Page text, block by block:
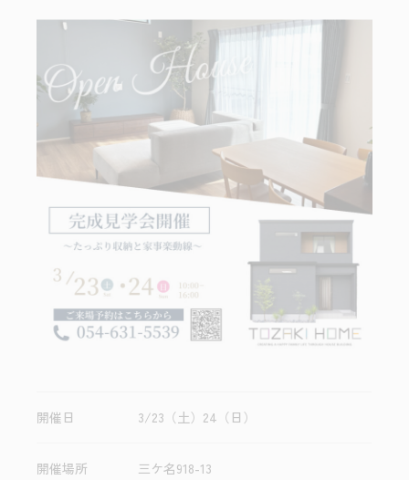
開催日 3/23（土）24（日）
開催場所 三ケ名918-13